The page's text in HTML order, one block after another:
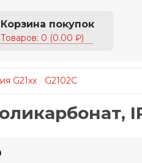
Корзина покупок
Товаров: 0 (0.00 ₽)
G21xx/ G2102C